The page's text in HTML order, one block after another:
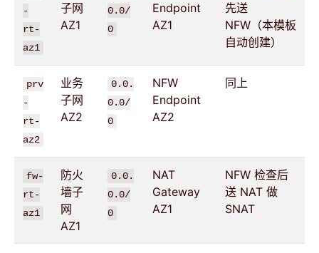
-
rt-
az1
子网
AZ1
0.0/
0
Endpoint
AZ1
先送
NFW（本模板
自动创建）
prv
-
rt-
az2
业务
子网
AZ2
0.0.
0.0/
0
NFW
Endpoint
AZ2
同上
fw-
rt-
az1
防火
墙子
网
AZ1
0.0.
0.0/
0
NAT
Gateway
AZ1
NFW 检查后
送 NAT 做
SNAT